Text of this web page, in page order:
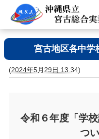
宮古地区各中学
(2024年5月29日 13:34)
令和６年度「学
つ